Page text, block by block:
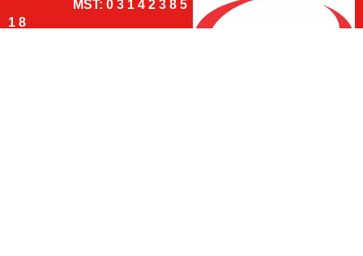
MST: 0 3 1 4 2 3 8 5
1 8